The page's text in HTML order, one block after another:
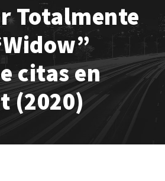
Totalmente
citas en
(2020)